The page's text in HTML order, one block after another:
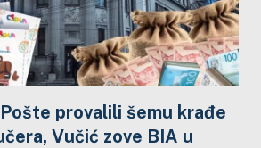
provalili šemu krađe
Vučić zove BIA u